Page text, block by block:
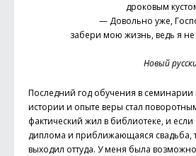
дроковым
— Довольно уже,
забери мою жизнь, ведь я
Новый
Последний год обучения в
истории и опыте веры стал
фактический жил в библиотеке, и
диплома и приближающаяся свадьба,
выходил оттуда. У меня была